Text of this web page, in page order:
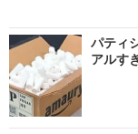
パティ
アルす